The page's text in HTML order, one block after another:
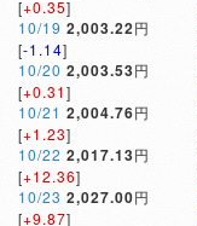
[+0.35]
10/19 2,003.22円
[-1.14]
10/20 2,003.53円
[+0.31]
10/21 2,004.76円
[+1.23]
10/22 2,017.13円
[+12.36]
10/23 2,027.00円
[+9.87]